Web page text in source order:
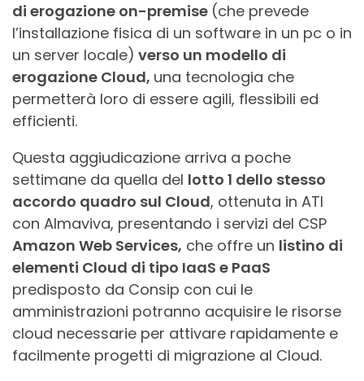
di erogazione on-premise (che prevede
l’installazione fisica di un software in un pc o in
un server locale) verso un modello di
erogazione Cloud, una tecnologia che
permetterà loro di essere agili, flessibili ed
efficienti.
Questa aggiudicazione arriva a poche
settimane da quella del lotto 1 dello stesso
accordo quadro sul Cloud, ottenuta in ATI
con Almaviva, presentando i servizi del CSP
Amazon Web Services, che offre un listino di
elementi Cloud di tipo IaaS e PaaS
predisposto da Consip con cui le
amministrazioni potranno acquisire le risorse
cloud necessarie per attivare rapidamente e
facilmente progetti di migrazione al Cloud.